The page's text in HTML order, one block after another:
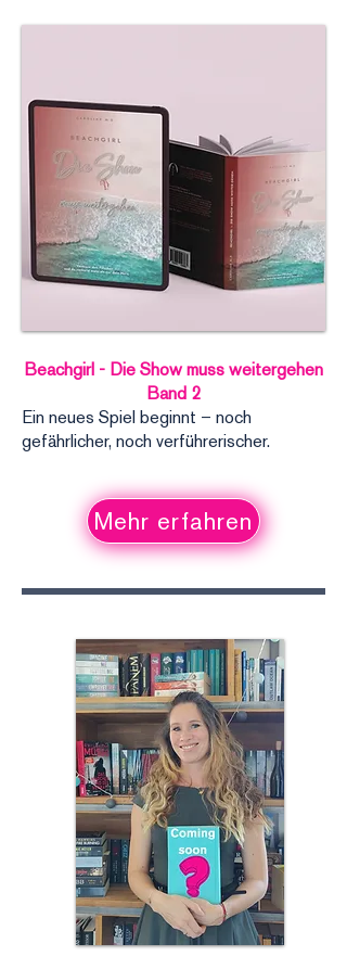
Beachgirl - Die Show muss weitergehen
Band 2
Ein neues Spiel beginnt – noch
gefährlicher, noch verführerischer.
Mehr erfahren